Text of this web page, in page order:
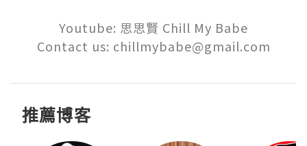
Youtube: 思思賢 Chill My Babe
Contact us: chillmybabe@gmail.com
推薦博客